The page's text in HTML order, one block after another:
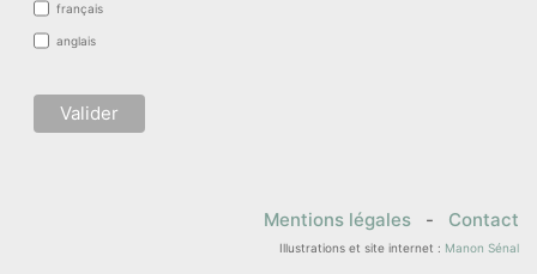
français
anglais
Mentions légales - Contact
Illustrations et site internet : Manon Sénal